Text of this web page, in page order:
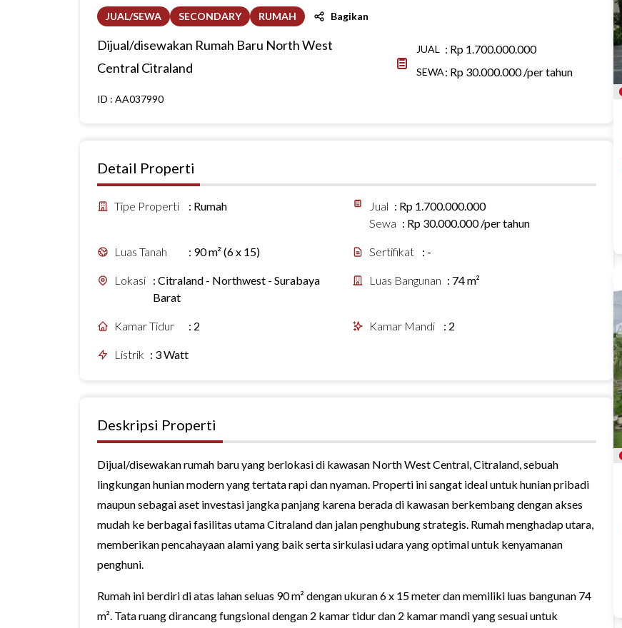
JUAL/SEWA SECONDARY RUMAH Bagikan
Dijual/disewakan Rumah Baru North West
Central Citraland
JUAL : Rp 1.700.000.000
SEWA: Rp 30.000.000 /per tahun
ID : AA037990
Detail Properti
Tipe Properti : Rumah Jual : Rp 1.700.000.000
Sewa : Rp 30.000.000 /per tahun
Luas Tanah : 90 m² (6 x 15) Sertifikat : -
Lokasi : Citraland - Northwest - Surabaya
Barat
Luas Bangunan : 74 m²
Kamar Tidur : 2 Kamar Mandi : 2
Listrik : 3 Watt
Deskripsi Properti
Dijual/disewakan rumah baru yang berlokasi di kawasan North West Central, Citraland, sebuah
lingkungan hunian modern yang tertata rapi dan nyaman. Properti ini sangat ideal untuk hunian pribadi
maupun sebagai aset investasi jangka panjang karena berada di kawasan berkembang dengan akses
mudah ke berbagai fasilitas utama Citraland dan jalan penghubung strategis. Rumah menghadap utara,
memberikan pencahayaan alami yang baik serta sirkulasi udara yang optimal untuk kenyamanan
penghuni.
Rumah ini berdiri di atas lahan seluas 90 m² dengan ukuran 6 x 15 meter dan memiliki luas bangunan 74
m². Tata ruang dirancang fungsional dengan 2 kamar tidur dan 2 kamar mandi yang sesuai untuk